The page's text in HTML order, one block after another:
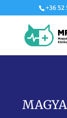
+36 52